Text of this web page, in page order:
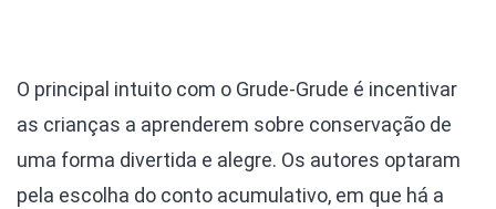
O principal intuito com o Grude-Grude é incentivar
as crianças a aprenderem sobre conservação de
uma forma divertida e alegre. Os autores optaram
pela escolha do conto acumulativo, em que há a